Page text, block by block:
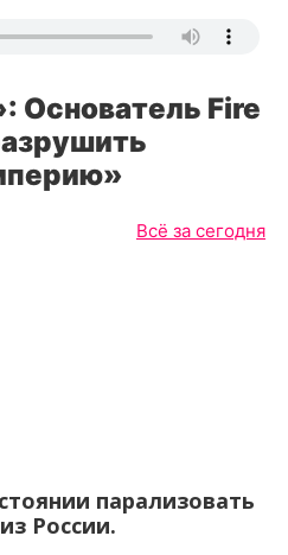
Основатель Fire
Всё за сегодня
парализовать
России.